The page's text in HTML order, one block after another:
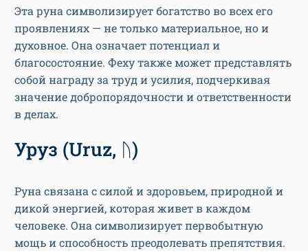
Эта руна символизирует богатство во всех его
проявлениях — не только материальное, но и
духовное. Она означает потенциал и
благосостояние. Феху также может представлять
собой награду за труд и усилия, подчеркивая
значение добропорядочности и ответственности
в делах.
Уруз (Uruz, ᚢ)
Руна связана с силой и здоровьем, природной и
дикой энергией, которая живет в каждом
человеке. Она символизирует первобытную
мощь и способность преодолевать препятствия.